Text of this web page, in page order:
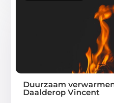
Duurzaam
Daalderop Vincent